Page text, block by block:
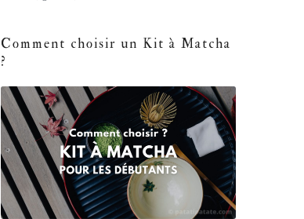
Comment choisir un Kit à Matcha
?